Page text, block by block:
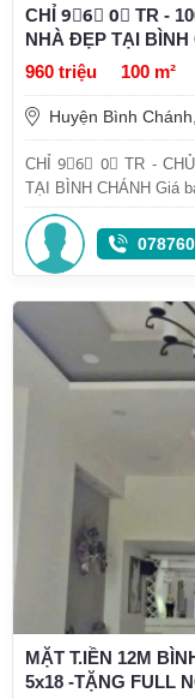
CHỈ 9⃣6⃣ 0⃣ TR -
NHÀ ĐẸP TẠI BÌNH
960 triệu
100 m²
Huyện Bình
CHỈ 9⃣6⃣ 0⃣ TR -
TẠI BÌNH CHÁNH Giá
MẶT T.IỀN 12M
5x18 -TẶNG FULL